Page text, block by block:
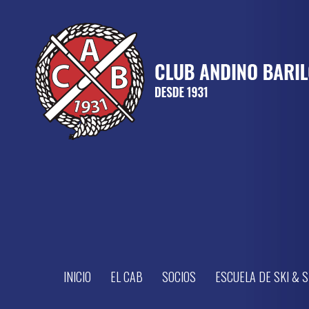
INICIO EL CAB SOCIOS ESCUELA DE SKI &